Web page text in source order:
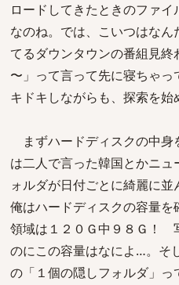
ロードしてきたときのファ
なのね。では、こいつはな
てるダウンタウンの番組見
〜」って言って先に寝ちゃ
キドキしながらも、探索を始
まずハードディスクの中身
は二人で言った韓国とかニ
ォルダが日付ごとに綺麗に
俺はハードディスクの容量
領域は１２０Ｇ中９８Ｇ！
のにこの容量はなによ…。そ
の「１個の隠しフォルダ」